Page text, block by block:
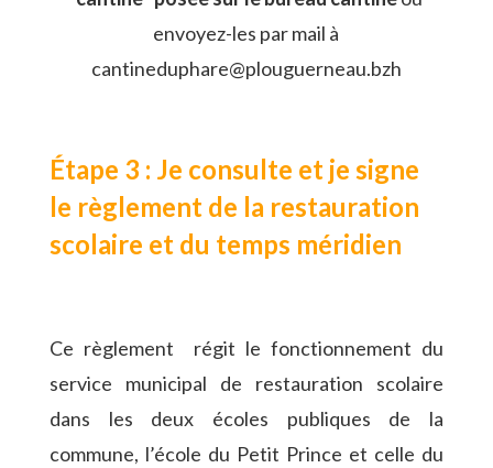
envoyez-les par mail à
cantineduphare@plouguerneau.bzh
Étape 3 : Je consulte et je signe
le règlement de la restauration
scolaire et du temps méridien
Ce règlement régit le fonctionnement du
service municipal de restauration scolaire
dans les deux écoles publiques de la
commune, l’école du Petit Prince et celle du